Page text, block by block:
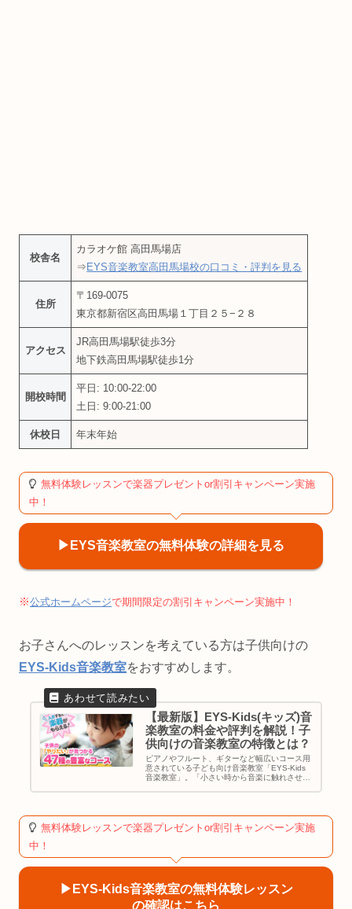
校舎名
カラオケ館 高田馬場店
⇒ EYS音楽教室高田馬場校の口コミ・評判を見る
住所
〒169-0075
東京都新宿区高田馬場１丁目２５−２８
アクセス
JR高田馬場駅徒歩3分
地下鉄高田馬場駅徒歩1分
開校時間
平日: 10:00-22:00
土日: 9:00-21:00
休校日 年末年始
無料体験レッスンで楽器プレゼントor割引キャンペーン実施
中！
▶︎EYS音楽教室の無料体験の詳細を見る
※公式ホームページで期間限定の割引キャンペーン実施中！
お子さんへのレッスンを考えている方は子供向けの
EYS-Kids音楽教室をおすすめします。
【最新版】EYS-Kids(キッズ)音
楽教室の料金や評判を解説！子
供向けの音楽教室の特徴とは？
ピアノやフルート、ギターなど幅広いコース用
意されている子ども向け音楽教室「EYS-Kids
音楽教室」。「小さい時から音楽に触れさせた
無料体験レッスンで楽器プレゼントor割引キャンペーン実施
中！
▶︎EYS-Kids音楽教室の無料体験レッスン
の確認はこちら